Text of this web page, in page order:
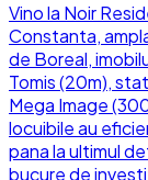
Vino la Noir
Constanta,
de Boreal,
Tomis (20m),
Mega Image
locuibile au
pana la ultimul
bucure de